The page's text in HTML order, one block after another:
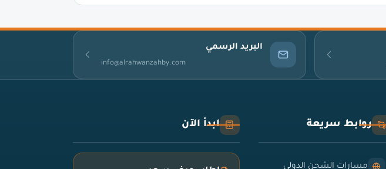
البريد الرسمي
info@alrahwanzahby.com
روابط سريعة
مسارات الشحن الدولي
ابدأ الآن